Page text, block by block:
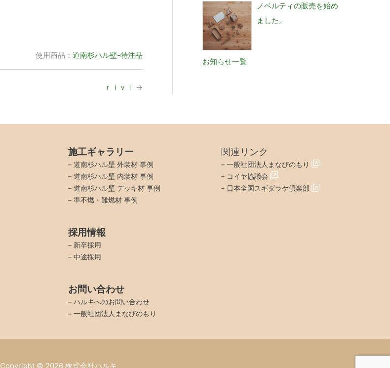
使用商品： 道南杉ハル壁-特注品
ｒｉｖｉ →
ノベルティの販売を始め
ました。
お知らせ一覧
施工ギャラリー
– 道南杉ハル壁 外装材 事例
– 道南杉ハル壁 内装材 事例
– 道南杉ハル壁 デッキ材 事例
– 準不燃・難燃材 事例
採用情報
– 新卒採用
– 中途採用
お問い合わせ
– ハルキへのお問い合わせ
– 一般社団法人まなびのもり
関連リンク
– 一般社団法人まなびのもり
– コイヤ協議会
– 日本全国スギダラケ倶楽部
Copyright © 2026 株式会社ハルキ